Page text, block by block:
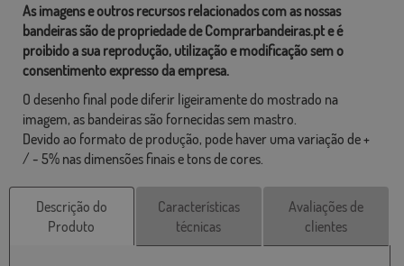
As imagens e outros recursos relacionados com as nossas
bandeiras são de propriedade de Comprarbandeiras.pt e é
proibido a sua reprodução, utilização e modificação sem o
consentimento expresso da empresa.
O desenho final pode diferir ligeiramente do mostrado na
imagem, as bandeiras são fornecidas sem mastro.
Devido ao formato de produção, pode haver uma variação de +
/ - 5% nas dimensões finais e tons de cores.
Descrição do
Produto
Características
técnicas
Avaliações de
clientes